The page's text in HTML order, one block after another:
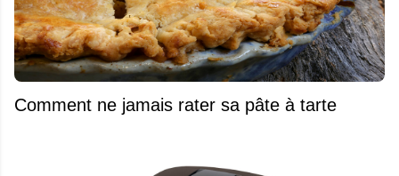
Comment ne jamais rater sa pâte à tarte